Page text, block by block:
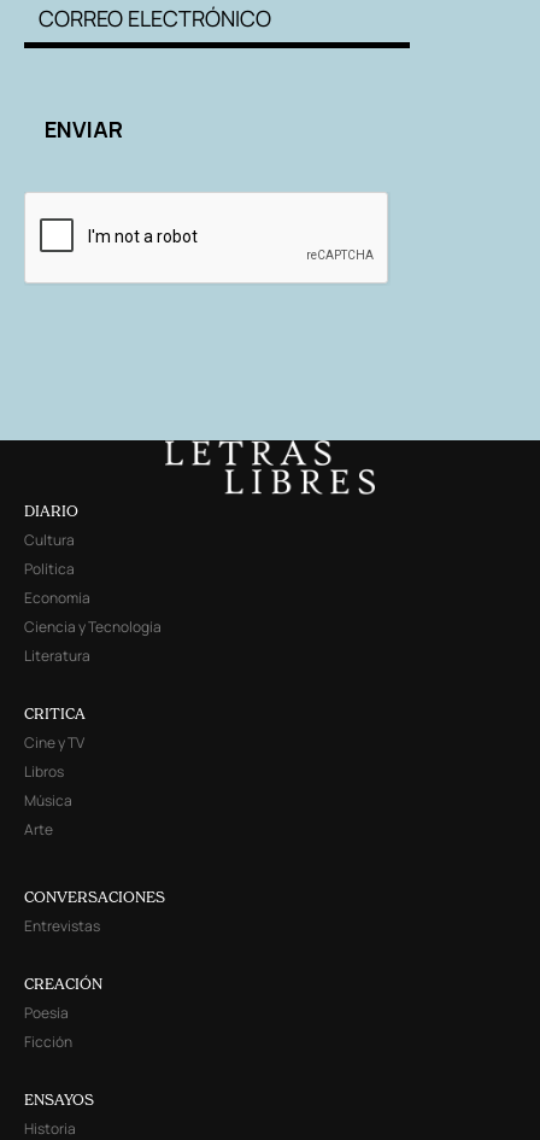
DIARIO
Cultura
Política
Economía
Ciencia y Tecnología
Literatura
CRITICA
Cine y TV
Libros
Música
Arte
CONVERSACIONES
Entrevistas
CREACIÓN
Poesía
Ficción
ENSAYOS
Historia